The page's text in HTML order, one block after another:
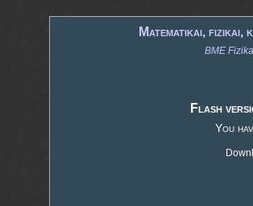
Matematikai, fizikai,
BME
Flash
You